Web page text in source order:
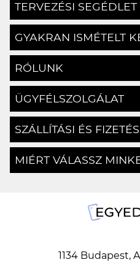
GYAKRAN ISMÉTELT
RÓLUNK
ÜGYFÉLSZOLGÁLAT
SZÁLLÍTÁSI ÉS
MIÉRT VÁLASSZ